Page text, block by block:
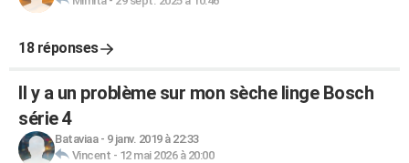
18 réponses
Il y a un problème sur mon sèche linge Bosch
série 4
Bataviaa- 9 janv. 2019 à 22:33
Vincent - 12 mai 2026 à 20:00